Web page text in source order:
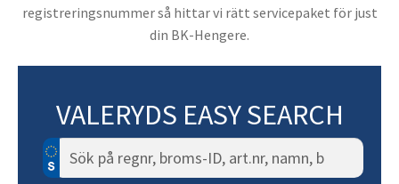
registreringsnummer så hittar vi rätt servicepaket för just
din BK-Hengere.
VALERYDS EASY SEARCH
Sök
efter: